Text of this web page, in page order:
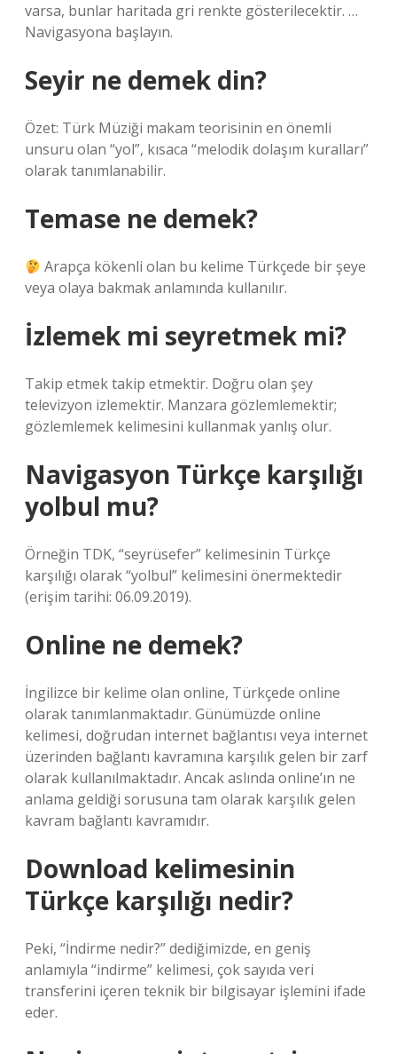
varsa, bunlar haritada gri renkte gösterilecektir. …
Navigasyona başlayın.
Seyir ne demek din?
Özet: Türk Müziği makam teorisinin en önemli
unsuru olan “yol”, kısaca “melodik dolaşım kuralları”
olarak tanımlanabilir.
Temase ne demek?
Arapça kökenli olan bu kelime Türkçede bir şeye
veya olaya bakmak anlamında kullanılır.
İzlemek mi seyretmek mi?
Takip etmek takip etmektir. Doğru olan şey
televizyon izlemektir. Manzara gözlemlemektir;
gözlemlemek kelimesini kullanmak yanlış olur.
Navigasyon Türkçe karşılığı
yolbul mu?
Örneğin TDK, “seyrüsefer” kelimesinin Türkçe
karşılığı olarak “yolbul” kelimesini önermektedir
(erişim tarihi: 06.09.2019).
Online ne demek?
İngilizce bir kelime olan online, Türkçede online
olarak tanımlanmaktadır. Günümüzde online
kelimesi, doğrudan internet bağlantısı veya internet
üzerinden bağlantı kavramına karşılık gelen bir zarf
olarak kullanılmaktadır. Ancak aslında online’ın ne
anlama geldiği sorusuna tam olarak karşılık gelen
kavram bağlantı kavramıdır.
Download kelimesinin
Türkçe karşılığı nedir?
Peki, “İndirme nedir?” dediğimizde, en geniş
anlamıyla “indirme” kelimesi, çok sayıda veri
transferini içeren teknik bir bilgisayar işlemini ifade
eder.